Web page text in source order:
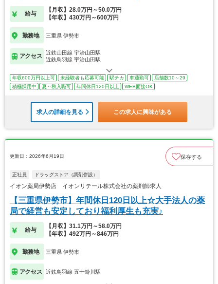
給与
【月収】28.0万円～50.0万円
【年収】430万円～600万円
勤務地 三重県 伊勢市
アクセス
近鉄山田線 宇治山田駅
近鉄鳥羽線 宇治山田駅
年収600万円以上可 未経験者も応募可能 駅チカ 車通勤可
店舗数10～29
積極採用中
夏～秋入職可 年間休日120日以上 WEB面接OK
求人の詳細を見る この求人に興味がある
更新日：2026年6月19日 保存する
正社員 ドラッグストア（調剤併設）
イオン薬局伊勢店 イオンリテール株式会社の薬剤師求人
【三重県伊勢市】年間休日120日以上☆大手法人の薬
局で経営も安定しており福利厚生も充実♪
給与
【月収】31.1万円～58.0万円
【年収】492万円～846万円
勤務地 三重県 伊勢市
アクセス 近鉄鳥羽線 五十鈴川駅